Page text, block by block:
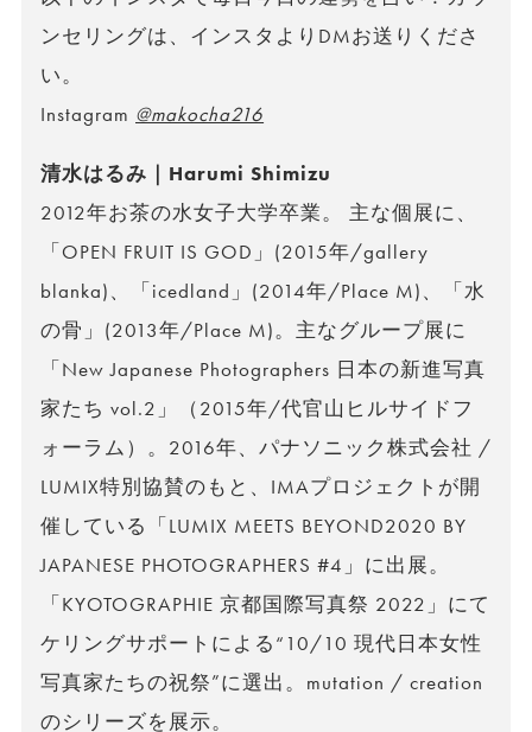
ンセリングは、インスタよりDMお送りくださ
い。
Instagram @makocha216
清水はるみ｜Harumi Shimizu
2012年お茶の水女子大学卒業。 主な個展に、
「OPEN FRUIT IS GOD」(2015年/gallery
blanka)、「icedland」(2014年/Place M)、「水
の骨」(2013年/Place M)。主なグループ展に
「New Japanese Photographers 日本の新進写真
家たち vol.2」（2015年/代官山ヒルサイドフ
ォーラム）。2016年、パナソニック株式会社 /
LUMIX特別協賛のもと、IMAプロジェクトが開
催している「LUMIX MEETS BEYOND2020 BY
JAPANESE PHOTOGRAPHERS #4」に出展。
「KYOTOGRAPHIE 京都国際写真祭 2022」にて
ケリングサポートによる“10/10 現代日本女性
写真家たちの祝祭”に選出。mutation / creation
のシリーズを展示。